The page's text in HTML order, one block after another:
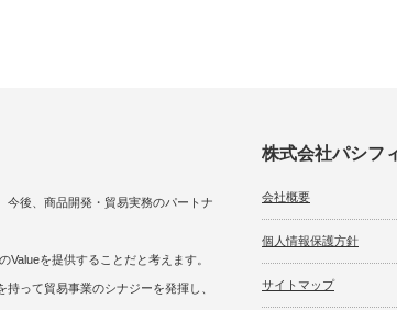
後、商品開発・貿易実務のパートナ
を提供することだと考えます。
って貿易事業のシナジーを発揮し、
株式会社パシフ
会社概要
個人情報保護方針
サイトマップ